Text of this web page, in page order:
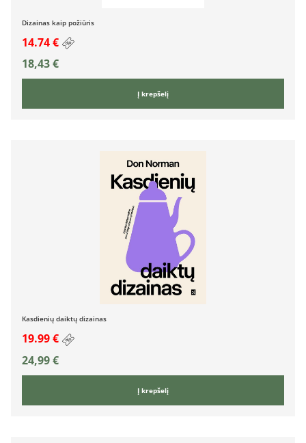
Dizainas kaip požiūris
14.74 €
18,43€
Į krepšelį
Kasdienių daiktų dizainas
19.99 €
24,99€
Į krepšelį